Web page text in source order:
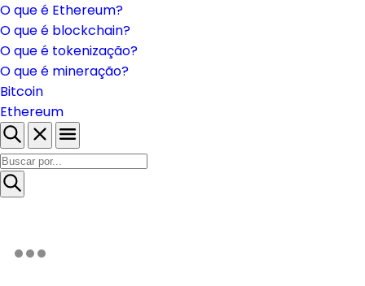
O que é Ethereum?
O que é blockchain?
O que é tokenização?
O que é mineração?
Bitcoin
Ethereum